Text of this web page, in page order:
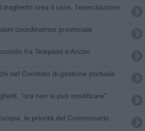
traghetto crea il caos, l'esercitazione
coordinatrice provinciale
fra Telepass e Ancim
nel Comitato di gestione portuale
"ora non si può modificare"
le priorità del Commissario